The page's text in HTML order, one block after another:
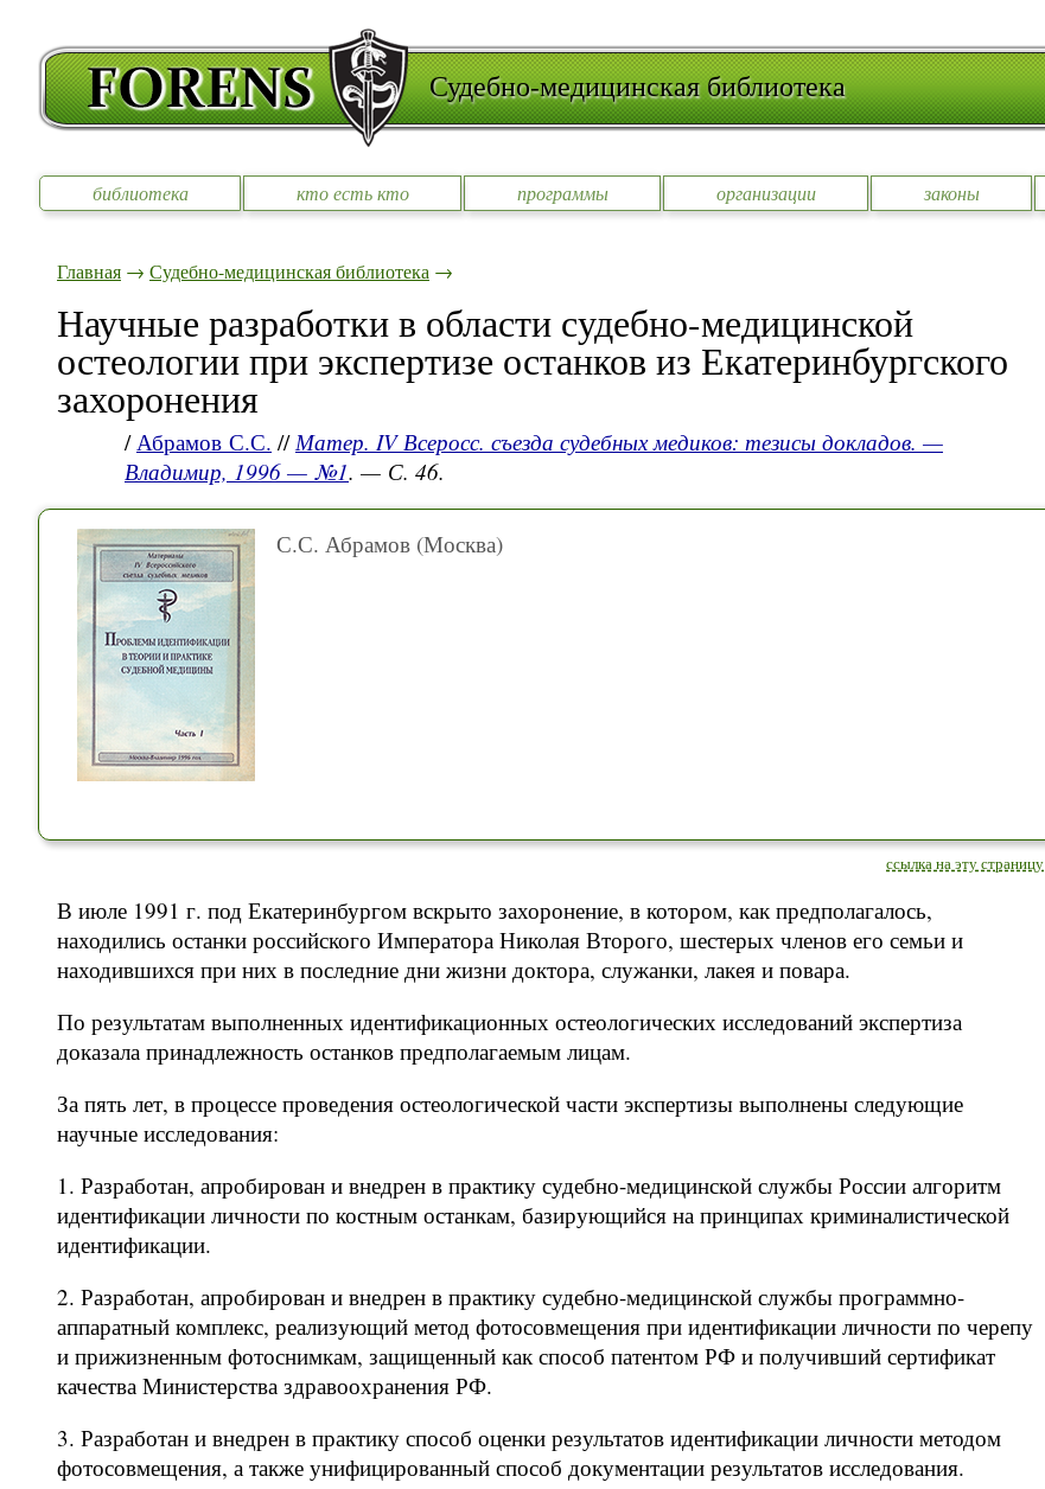
Судебно-медицинская библиотека
библиотека кто есть кто программы организации законы
Главная → Судебно-медицинская библиотека →
Научные разработки в области судебно-медицинской
остеологии при экспертизе останков из Екатеринбургского
захоронения
/Абрамов С.С. //Матер. IV Всеросс. съезда судебных медиков: тезисы докладов. —
Владимир, 1996 — №1. — С. 46.
С.С. Абрамов (Москва)
ссылка на эту страницу
В июле 1991 г. под Екатеринбургом вскрыто захоронение, в котором, как предполагалось,
находились останки российского Императора Николая Второго, шестерых членов его семьи и
находившихся при них в последние дни жизни доктора, служанки, лакея и повара.
По результатам выполненных идентификационных остеологических исследований экспертиза
доказала принадлежность останков предполагаемым лицам.
За пять лет, в процессе проведения остеологической части экспертизы выполнены следующие
научные исследования:
1. Разработан, апробирован и внедрен в практику судебно-медицинской службы России алгоритм
идентификации личности по костным останкам, базирующийся на принципах криминалистической
идентификации.
2. Разработан, апробирован и внедрен в практику судебно-медицинской службы программно-
аппаратный комплекс, реализующий метод фотосовмещения при идентификации личности по черепу
и прижизненным фотоснимкам, защищенный как способ патентом РФ и получивший сертификат
качества Министерства здравоохранения РФ.
3. Разработан и внедрен в практику способ оценки результатов идентификации личности методом
фотосовмещения, а также унифицированный способ документации результатов исследования.